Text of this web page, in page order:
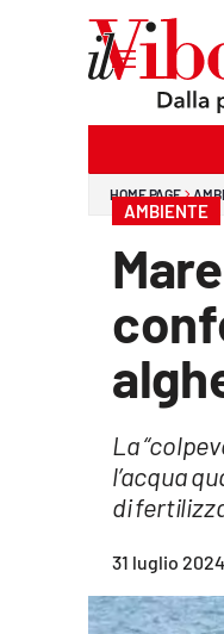
Economia e Lavoro
HOME PAGE
AMBIENTE
La
l’acqua
di
31 luglio 2024